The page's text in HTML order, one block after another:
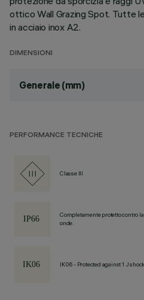
ottico Wall Grazing Spot. Tutte
in acciaio inox A2.
DIMENSIONI
Generale (mm)
PERFORMANCE TECNICHE
Classe III
Completamente protetto contro
onde.
IK06 - Protected against 1 J